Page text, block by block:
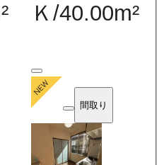
Ｋ /40.00m²
間取り